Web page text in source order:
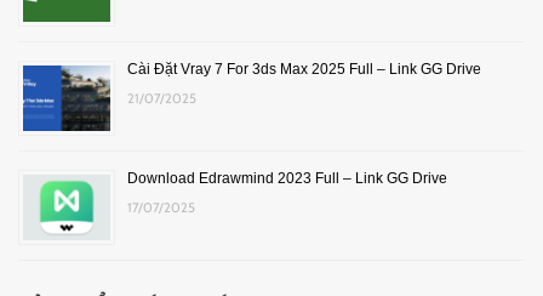
Cài Đặt Vray 7 For 3ds Max 2025 Full – Link GG Drive
21/07/2025
Download Edrawmind 2023 Full – Link GG Drive
17/07/2025